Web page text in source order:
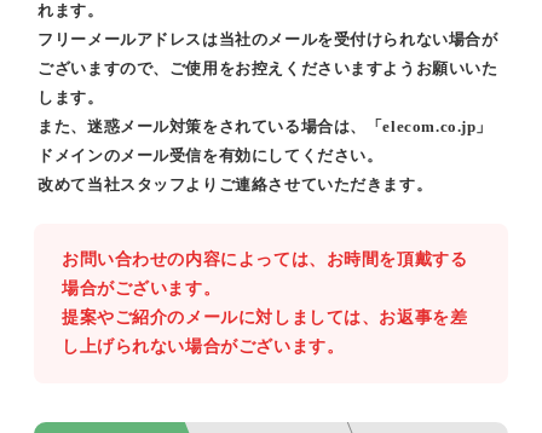
れます。
フリーメールアドレスは当社のメールを受付けられない場合が
ございますので、ご使用をお控えくださいますようお願いいた
します。
また、迷惑メール対策をされている場合は、「elecom.co.jp」
ドメインのメール受信を有効にしてください。
改めて当社スタッフよりご連絡させていただきます。
お問い合わせの内容によっては、お時間を頂戴する
場合がございます。
提案やご紹介のメールに対しましては、お返事を差
し上げられない場合がございます。